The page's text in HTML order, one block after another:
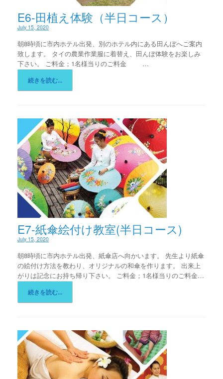
E6-田植え体験（半日コース）
July 15, 2020
朝8時頃に市内ホテル出発、別のホテル内にある田んぼへご案内
致します。 タイの農業作業服に着替え、田んぼ体験をお楽しみ
下さい。 ご料金；1名様当りのご料金 …
続きを読む...
E7-紙傘絵付け教室(半日コース)
July 15, 2020
朝8時頃に市内ホテル出発、紙傘店へ向かいます。 先生より紙傘
の絵付け方法を教わり、オリジナルの和傘を作ります。 出来上
がりは記念にお持ち帰り下さい。 ご料金；1名様当りのご料金…
続きを読む...